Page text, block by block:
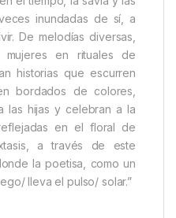
inundadas de sí, a
De melodías diversas,
en rituales de
historias que escurren
bordados de colores,
las hijas y celebran a la
en el floral de
a través de este
la poetisa, como un
lleva el pulso/ solar.”